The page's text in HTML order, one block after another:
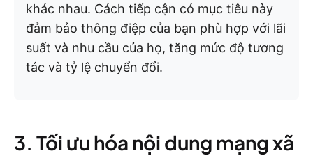
khác nhau. Cách tiếp cận có mục tiêu này
đảm bảo thông điệp của bạn phù hợp với lãi
suất và nhu cầu của họ, tăng mức độ tương
tác và tỷ lệ chuyển đổi.
3. Tối ưu hóa nội dung mạng xã